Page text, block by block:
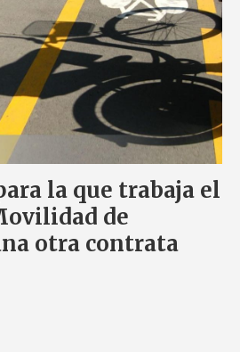
la que trabaja el
de
otra contrata